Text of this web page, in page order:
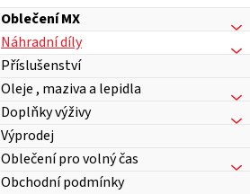
Oblečení MX
Náhradní díly
Příslušenství
Oleje , maziva a lepidla
Doplňky výživy
Výprodej
Oblečení pro volný čas
Obchodní podmínky